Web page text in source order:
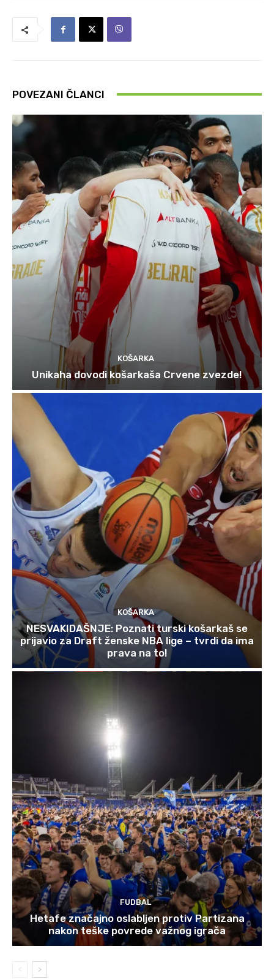
POVEZANI ČLANCI
KOŠARKA
Unikaha dovodi košarkaša Crvene zvezde!
KOŠARKA
NESVAKIDAŠNJE: Poznati turski košarkaš se
prijavio za Draft ženske NBA lige – tvrdi da ima
prava na to!
FUDBAL
Hetafe značajno oslabljen protiv Partizana
nakon teške povrede važnog igrača